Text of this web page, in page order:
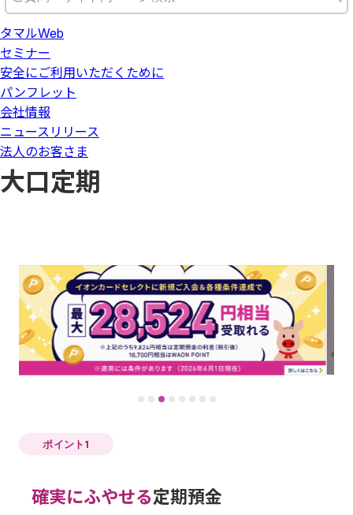
タマルWeb
セミナー
安全にご利用いただくために
パンフレット
会社情報
ニュースリリース
法人のお客さま
大口定期
ポイント1
確実にふやせる定期預金